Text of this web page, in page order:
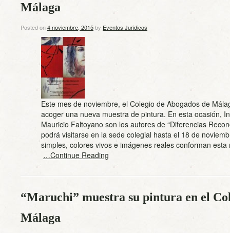
Málaga
Posted on4 noviembre, 2015by Eventos Juridicos
Este mes de noviembre, el Colegio de Abogados de
acoger una nueva muestra de pintura. En esta ocasión,
Mauricio Faltoyano son los autores de “Diferencias
podrá visitarse en la sede colegial hasta el 18 de
simples, colores vivos e imágenes reales conforman
…Continue Reading
“Maruchi” muestra su pintura en el
Málaga